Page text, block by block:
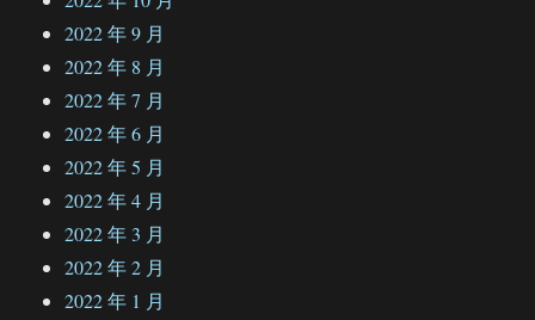
2022 年 9 月
2022 年 8 月
2022 年 7 月
2022 年 6 月
2022 年 5 月
2022 年 4 月
2022 年 3 月
2022 年 2 月
2022 年 1 月